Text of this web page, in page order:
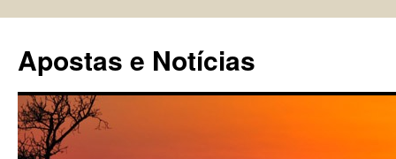
conteúdo
Apostas e Notícias